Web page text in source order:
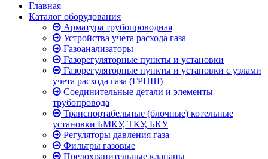
Главная
Каталог оборудования
Арматура трубопроводная
Устройства учета расхода газа
Газоанализаторы
Газорегуляторные пункты и установки
Газорегуляторные пункты и установки с узлами
учета расхода газа (ГРПШ)
Соединительные детали и элементы
трубопровода
Транспортабельные (блочные) котельные
установки БМКУ, ТКУ, БКУ
Регуляторы давления газа
Фильтры газовые
Предохранительные клапаны